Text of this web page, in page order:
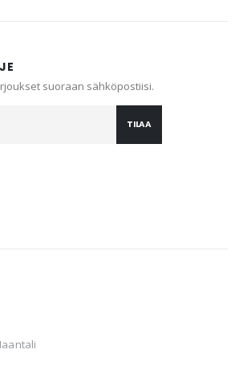
suoraan sähköpostiisi.
TILAA